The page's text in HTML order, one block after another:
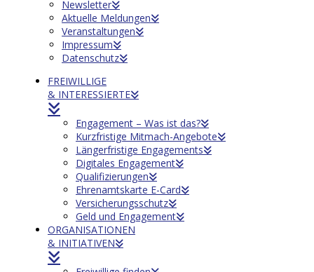
Newsletter
Aktuelle Meldungen
Veranstaltungen
Impressum
Datenschutz
FREIWILLIGE
& INTERESSIERTE
Engagement – Was ist das?
Kurzfristige Mitmach-Angebote
Längerfristige Engagements
Digitales Engagement
Qualifizierungen
Ehrenamtskarte E-Card
Versicherungsschutz
Geld und Engagement
ORGANISATIONEN
& INITIATIVEN